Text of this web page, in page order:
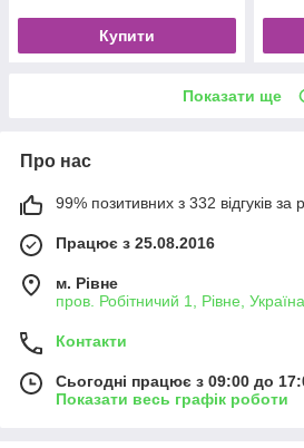
Купити
Показати ще
Про нас
99% позитивних з 332 відгуків за
Працює з 25.08.2016
м. Рівне
пров. Робітничий 1, Рівне, Україна
Контакти
Сьогодні працює з 09:00 до
Показати весь графік роботи